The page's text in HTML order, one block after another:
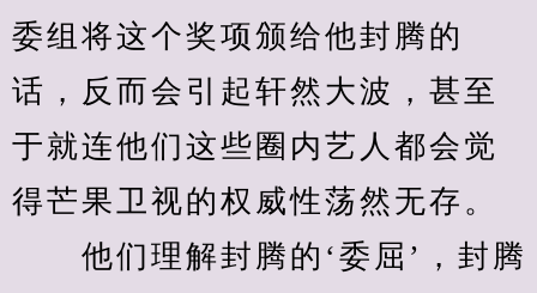
委组将这个奖项颁给他封腾的
话，反而会引起轩然大波，甚至
于就连他们这些圈内艺人都会觉
得芒果卫视的权威性荡然无存。
他们理解封腾的‘委屈’，封腾